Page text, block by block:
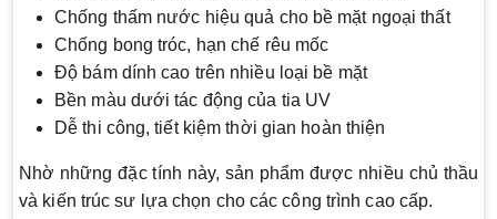
Chống thấm nước hiệu quả cho bề mặt ngoại thất
Chống bong tróc, hạn chế rêu mốc
Độ bám dính cao trên nhiều loại bề mặt
Bền màu dưới tác động của tia UV
Dễ thi công, tiết kiệm thời gian hoàn thiện
Nhờ những đặc tính này, sản phẩm được nhiều chủ thầu
và kiến trúc sư lựa chọn cho các công trình cao cấp.